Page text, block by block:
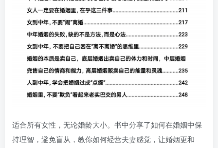
适合所有女性，无论婚龄大小。书中分享了如何在婚姻中保
持理智，避免盲从，教你如何经营夫妻感觉，让婚姻更和